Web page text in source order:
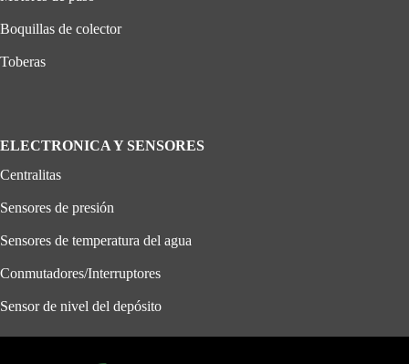
Boquillas de colector
Toberas
ELECTRONICA Y SENSORES
Centralitas
Sensores de presión
Sensores de temperatura del agua
Conmutadores/Interruptores
Sensor de nivel del depósito